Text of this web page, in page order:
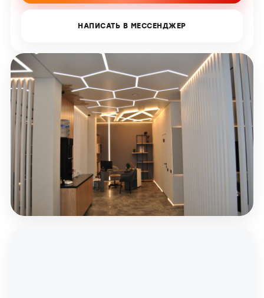
НАПИСАТЬ В МЕССЕНДЖЕР